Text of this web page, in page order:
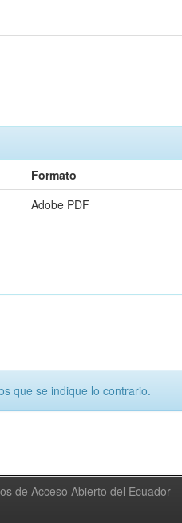
Formato
Adobe PDF
que se indique lo contrario.
de Acceso Abierto del Ecuador -